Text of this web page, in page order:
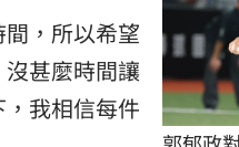
，所以希望
甚麼時間讓
我相信每件